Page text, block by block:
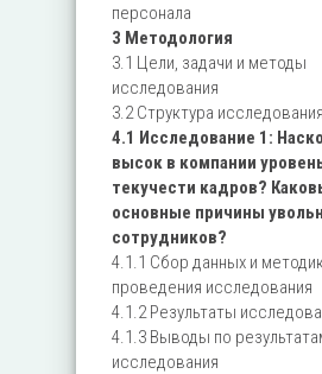
персонала
3 Методология
3.1 Цели, задачи и методы
исследования
3.2 Структура исследования
4.1 Исследование 1:
высок в компании
текучести кадров?
основные причины
сотрудников?
4.1.1 Сбор данных и
проведения исследования
4.1.2 Результаты
4.1.3 Выводы по
исследования